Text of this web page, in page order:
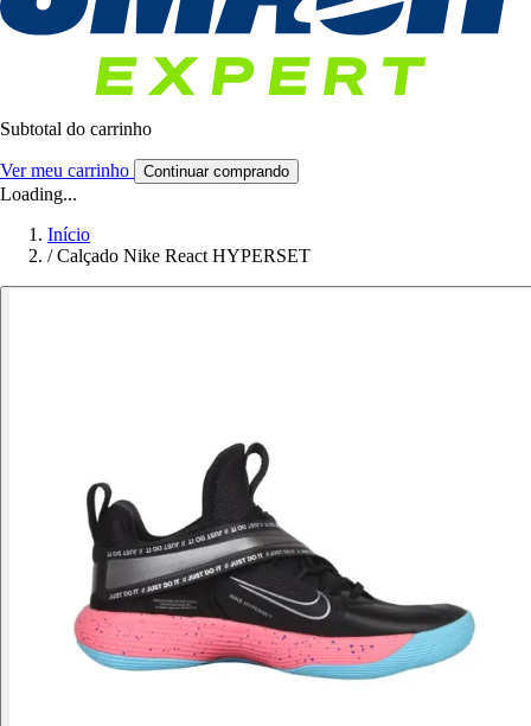
Subtotal do carrinho
Ver meu carrinho Continuar comprando
Loading...
Início
/ Calçado Nike React HYPERSET